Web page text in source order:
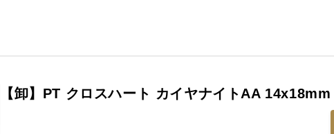
【卸】PT クロスハート カイヤナイトAA 14x18mm